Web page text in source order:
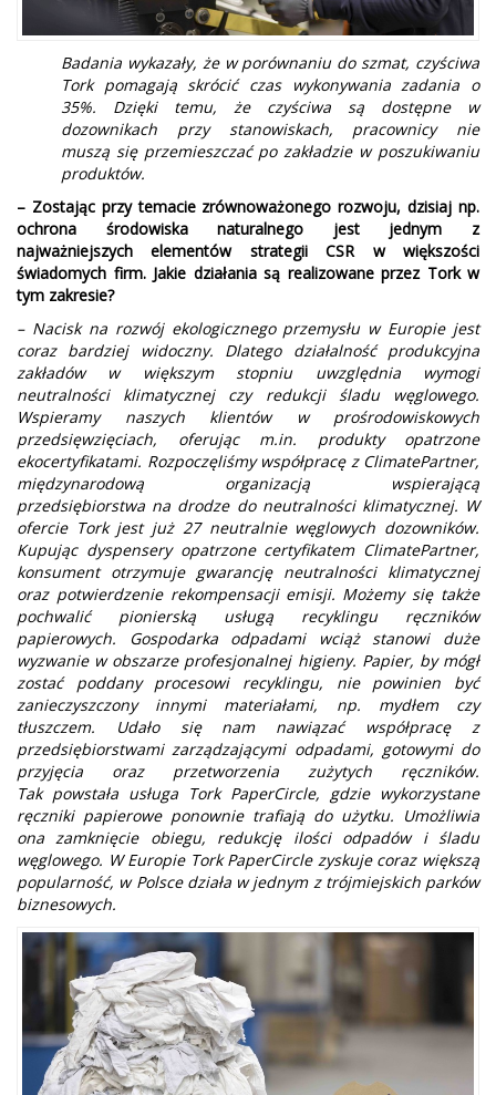
Badania wykazały, że w porównaniu do szmat, czyściwa
Tork pomagają skrócić czas wykonywania zadania o
35%. Dzięki temu, że czyściwa są dostępne w
dozownikach przy stanowiskach, pracownicy nie
muszą się przemieszczać po zakładzie w poszukiwaniu
produktów.
– Zostając przy temacie zrównoważonego rozwoju, dzisiaj np.
ochrona środowiska naturalnego jest jednym z
najważniejszych elementów strategii CSR w większości
świadomych firm. Jakie działania są realizowane przez Tork w
tym zakresie?
– Nacisk na rozwój ekologicznego przemysłu w Europie jest
coraz bardziej widoczny. Dlatego działalność produkcyjna
zakładów w większym stopniu uwzględnia wymogi
neutralności klimatycznej czy redukcji śladu węglowego.
Wspieramy naszych klientów w prośrodowiskowych
przedsięwzięciach, oferując m.in. produkty opatrzone
ekocertyfikatami. Rozpoczęliśmy współpracę z ClimatePartner,
międzynarodową organizacją wspierającą
przedsiębiorstwa na drodze do neutralności klimatycznej. W
ofercie Tork jest już 27 neutralnie węglowych dozowników.
Kupując dyspensery opatrzone certyfikatem ClimatePartner,
konsument otrzymuje gwarancję neutralności klimatycznej
oraz potwierdzenie rekompensacji emisji. Możemy się także
pochwalić pionierską usługą recyklingu ręczników
papierowych. Gospodarka odpadami wciąż stanowi duże
wyzwanie w obszarze profesjonalnej higieny. Papier, by mógł
zostać poddany procesowi recyklingu, nie powinien być
zanieczyszczony innymi materiałami, np. mydłem czy
tłuszczem. Udało się nam nawiązać współpracę z
przedsiębiorstwami zarządzającymi odpadami, gotowymi do
przyjęcia oraz przetworzenia zużytych ręczników.
Tak powstała usługa Tork PaperCircle, gdzie wykorzystane
ręczniki papierowe ponownie trafiają do użytku. Umożliwia
ona zamknięcie obiegu, redukcję ilości odpadów i śladu
węglowego. W Europie Tork PaperCircle zyskuje coraz większą
popularność, w Polsce działa w jednym z trójmiejskich parków
biznesowych.